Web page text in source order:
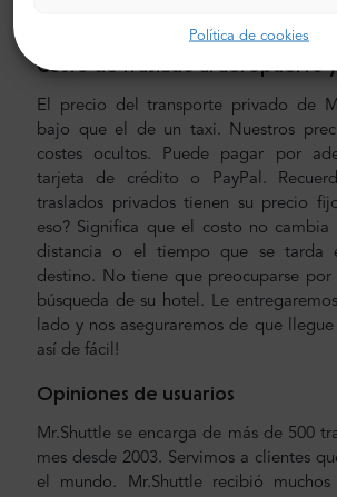
Política de cookies
Costo de traslado al aeropuerto
El precio del transporte privado de
bajo que el de un taxi. Nuestros
costes ocultos. Puede pagar por
tarjeta de crédito o PayPal.
traslados privados tienen su precio
eso? Significa que el costo no
distancia o el tiempo que se tarda
destino. No tiene que preocuparse por
búsqueda de su hotel. Le
lado y nos aseguraremos de que llegue
así de fácil!
Opiniones de usuarios
Mr.Shuttle se encarga de más de 500
mes desde 2003. Servimos a clientes
el mundo. Mr.Shuttle recibió